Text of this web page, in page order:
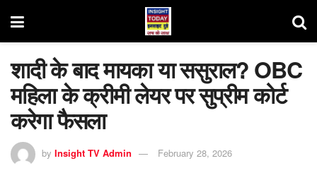
शादी के बाद मायका या ससुराल? OBC
महिला के क्रीमी लेयर पर सुप्रीम कोर्ट
करेगा फैसला
by Insight TV Admin February 28, 2026